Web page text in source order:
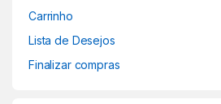
Carrinho
Lista de Desejos
Finalizar compras